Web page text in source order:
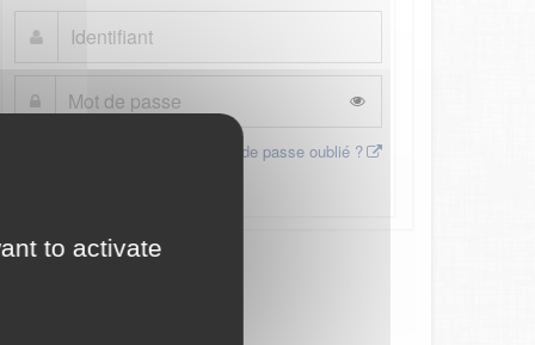
to activate
Mot de passe oublié ?